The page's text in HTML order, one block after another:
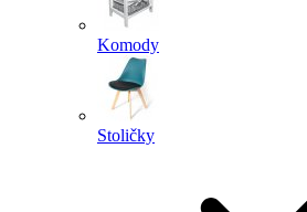
Komody
Stoličky